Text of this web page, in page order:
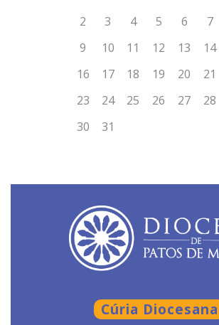
Cúria Diocesana